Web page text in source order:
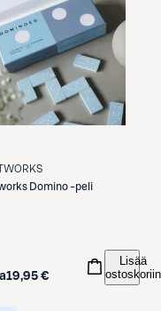
Domino -peli
19,95 €
Lisää
ostoskoriin